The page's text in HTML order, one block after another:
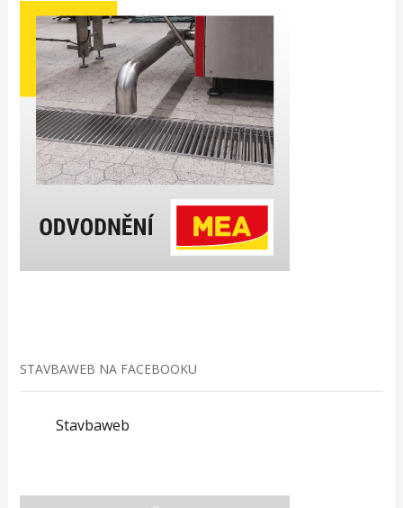
STAVBAWEB NA FACEBOOKU
Stavbaweb